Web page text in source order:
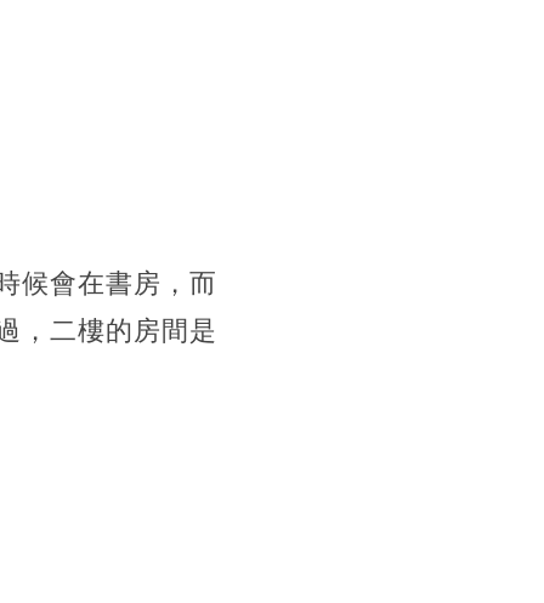
候會在書房，而
，二樓的房間是